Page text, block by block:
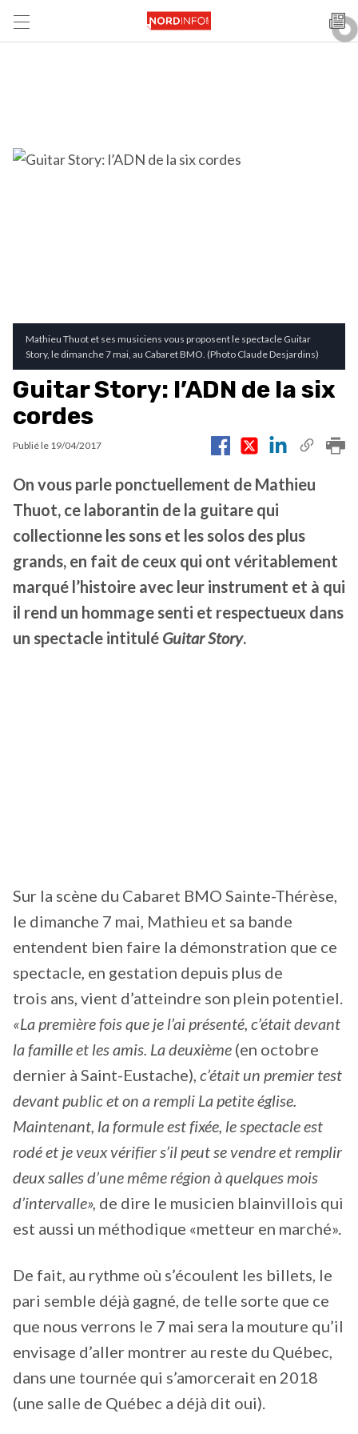
Mathieu Thuot et ses musiciens vous proposent le spectacle Guitar
Story, le dimanche 7 mai, au Cabaret BMO. (Photo Claude Desjardins)
Guitar Story: l’ADN de la six
cordes
Publié le 19/04/2017
On vous parle ponctuellement de Mathieu
Thuot, ce laborantin de la guitare qui
collectionne les sons et les solos des plus
grands, en fait de ceux qui ont véritablement
marqué l’histoire avec leur instrument et à qui
il rend un hommage senti et respectueux dans
un spectacle intitulé Guitar Story.
Sur la scène du Cabaret BMO Sainte-Thérèse,
le dimanche 7 mai, Mathieu et sa bande
entendent bien faire la démonstration que ce
spectacle, en gestation depuis plus de
trois ans, vient d’atteindre son plein potentiel.
«La première fois que je l’ai présenté, c’était devant
la famille et les amis. La deuxième (en octobre
dernier à Saint-Eustache), c’était un premier test
devant public et on a rempli La petite église.
Maintenant, la formule est fixée, le spectacle est
rodé et je veux vérifier s’il peut se vendre et remplir
deux salles d’une même région à quelques mois
d’intervalle», de dire le musicien blainvillois qui
est aussi un méthodique «metteur en marché».
De fait, au rythme où s’écoulent les billets, le
pari semble déjà gagné, de telle sorte que ce
que nous verrons le 7 mai sera la mouture qu’il
envisage d’aller montrer au reste du Québec,
dans une tournée qui s’amorcerait en 2018
(une salle de Québec a déjà dit oui).